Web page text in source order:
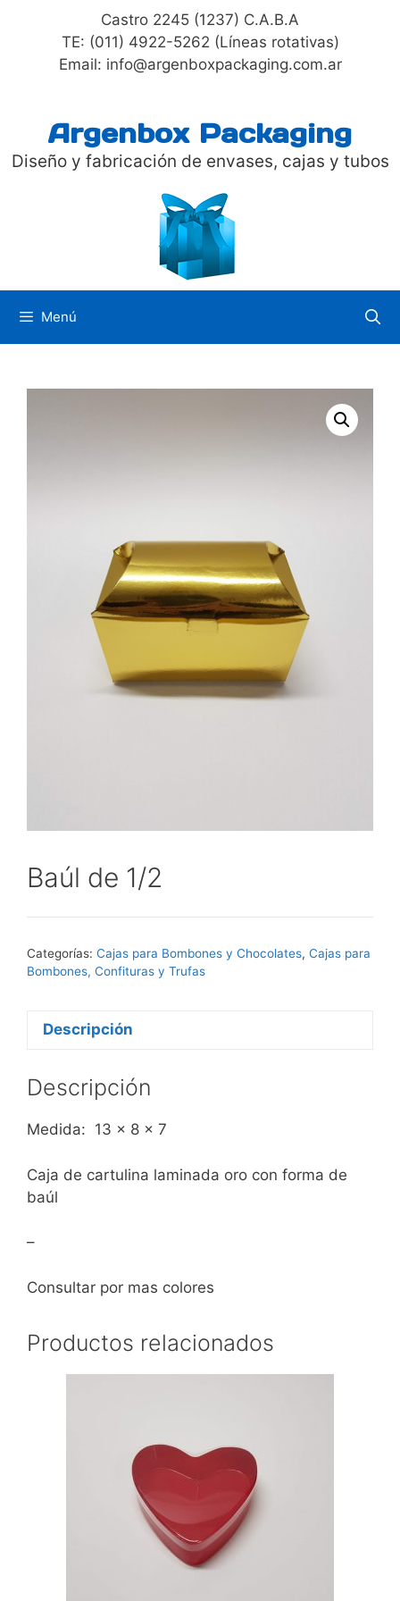
contenido
Castro 2245 (1237) C.A.B.A
TE: (011) 4922-5262 (Líneas rotativas)
Email: info@argenboxpackaging.com.ar
Argenbox Packaging
Diseño y fabricación de envases, cajas y tubos
Menú
Baúl de 1/2
Categorías: Cajas para Bombones y Chocolates, Cajas para
Bombones, Confituras y Trufas
Descripción
Descripción
Medida: 13 x 8 x 7
Caja de cartulina laminada oro con forma de
baúl
–
Consultar por mas colores
Productos relacionados